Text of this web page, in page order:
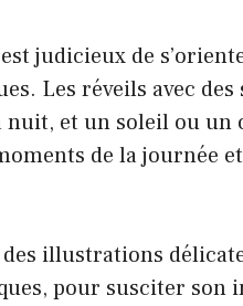
judicieux de
Les réveils avec des
et un soleil ou un
de la journée
illustrations
pour susciter son